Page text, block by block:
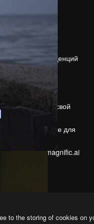
Поиск тенденций
Блог
События
Slidesgo
Продайте свой
Помещение для
Ищете magnific.ai
to the storing of cookies on